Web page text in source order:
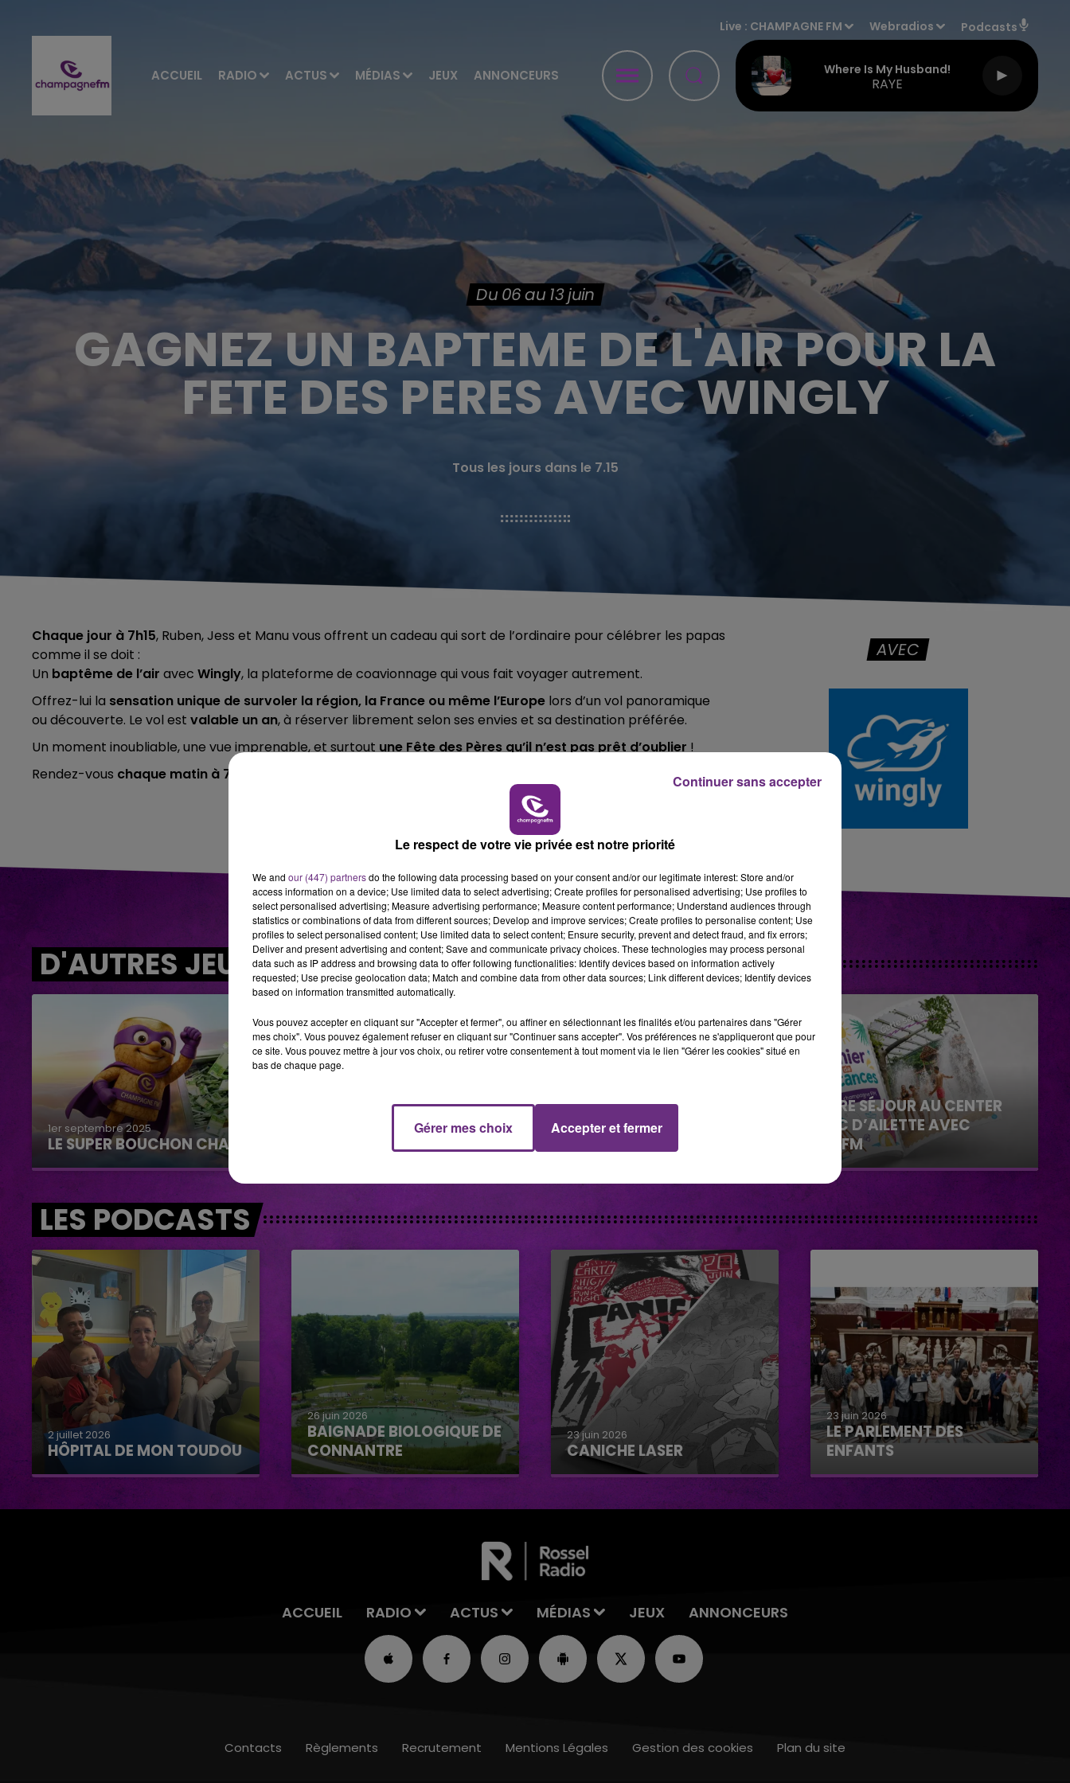
ACCUEIL RADIO ACTUS MÉDIAS JEUX ANNONCEURS
Live : CHAMPAGNE FM Webradios Podcasts
Where Is My Husband!
RAYE
6h00 - 10h00
LA FAMILLE
10h00 - 14h00
LE TICKET DE CAISSE
14h00 - 15h00
LA RADIO POP
Du 06 au 13 juin
GAGNEZ UN BAPTEME DE L'AIR POUR LA
FETE DES PERES AVEC WINGLY
Tous les jours dans le 7.15
Chaque jour à 7h15, Ruben, Jess et Manu vous offrent un cadeau qui sort de l’ordinaire pour célébrer les papas
comme il se doit :
Un baptême de l’air avec Wingly, la plateforme de coavionnage qui vous fait voyager autrement.
Offrez-lui la sensation unique de survoler la région, la France ou même l’Europe lors d’un vol panoramique
ou découverte. Le vol est valable un an, à réserver librement selon ses envies et sa destination préférée.
Un moment inoubliable, une vue imprenable, et surtout une Fête des Pères qu’il n’est pas prêt d’oublier !
Rendez-vous chaque matin à 7h15
AVEC
D'AUTRES JEUX
1er septembre 2025
LE SUPER BOUCHON CHAMPAGNE FM
GAGNEZ VOS INVITATIONS VIP POUR
LES CONCERTS DE FOIRE EN SCÈNE
2026
GAGNEZ VOTRE SÉJOUR AU CENTER
PARCS DU LAC D’AILETTE AVEC
CHAMPAGNE FM
LES PODCASTS
2 juillet 2026
HÔPITAL DE MON TOUDOU
Hôpital de mon Toudou
26 juin 2026
BAIGNADE BIOLOGIQUE DE
CONNANTRE
Baignade biologique de
Connantre
23 juin 2026
CANICHE LASER
Caniche Laser
23 juin 2026
LE PARLEMENT DES
ENFANTS
Le parlement des enfants
ACCUEIL RADIO ACTUS MÉDIAS JEUX ANNONCEURS
Contacts Règlements Recrutement Mentions Légales Gestion des cookies Plan du site
Le respect de votre vie privée est notre priorité
We and our (447) partnersdo the following data processing based on your consent and/or our legitimate interest: Store and/or
access information on a device; Use limited data to select advertising; Create profiles for personalised advertising; Use profiles to
select personalised advertising; Measure advertising performance; Measure content performance; Understand audiences through
statistics or combinations of data from different sources; Develop and improve services; Create profiles to personalise content; Use
profiles to select personalised content; Use limited data to select content; Ensure security, prevent and detect fraud, and fix errors;
Deliver and present advertising and content; Save and communicate privacy choices. These technologies may process personal
data such as IP address and browsing data to offer following functionalities: Identify devices based on information actively
requested; Use precise geolocation data; Match and combine data from other data sources; Link different devices; Identify devices
based on information transmitted automatically.
Vous pouvez accepter en cliquant sur "Accepter et fermer", ou affiner en sélectionnant les finalités et/ou partenaires dans "Gérer
mes choix". Vous pouvez également refuser en cliquant sur "Continuer sans accepter". Vos préférences ne s'appliqueront que pour
ce site. Vous pouvez mettre à jour vos choix, ou retirer votre consentement à tout moment via le lien "Gérer les cookies" situé en
bas de chaque page.
Gérer mes choix Accepter et fermer
Continuer sans accepter